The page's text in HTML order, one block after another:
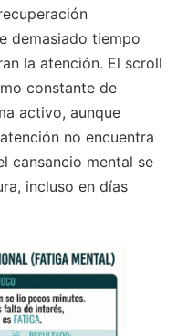
demasiado tiempo
la atención. El scroll
constante de
activo, aunque
no encuentra
cansancio mental se
incluso en días